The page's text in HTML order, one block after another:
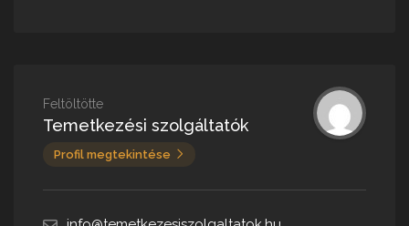
Feltöltötte
Temetkezési szolgáltatók
Profil megtekintése